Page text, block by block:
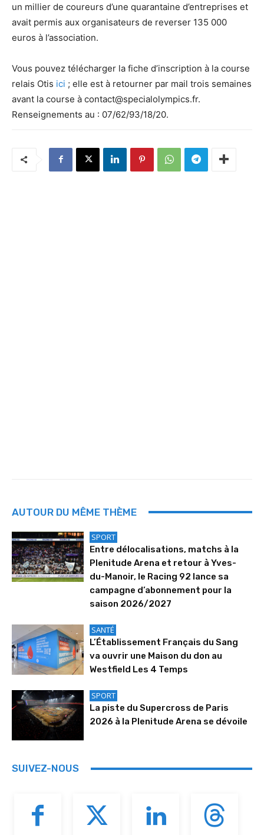
un millier de coureurs d’une quarantaine d’entreprises et
avait permis aux organisateurs de reverser 135 000
euros à l’association.
Vous pouvez télécharger la fiche d’inscription à la course
relais Otis ici ; elle est à retourner par mail trois semaines
avant la course à contact@specialolympics.fr.
Renseignements au : 07/62/93/18/20.
AUTOUR DU MÊME THÈME
SPORT
Entre délocalisations, matchs à la
Plenitude Arena et retour à Yves-
du-Manoir, le Racing 92 lance sa
campagne d’abonnement pour la
saison 2026/2027
SANTÉ
L’Établissement Français du Sang
va ouvrir une Maison du don au
Westfield Les 4 Temps
SPORT
La piste du Supercross de Paris
2026 à la Plenitude Arena se dévoile
SUIVEZ-NOUS